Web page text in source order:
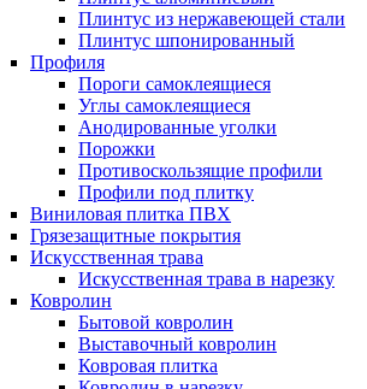
Плинтус из нержавеющей стали
Плинтус шпонированный
Профиля
Пороги самоклеящиеся
Углы самоклеящиеся
Анодированные уголки
Порожки
Противоскользящие профили
Профили под плитку
Виниловая плитка ПВХ
Грязезащитные покрытия
Искусственная трава
Искусственная трава в нарезку
Ковролин
Бытовой ковролин
Выставочный ковролин
Ковровая плитка